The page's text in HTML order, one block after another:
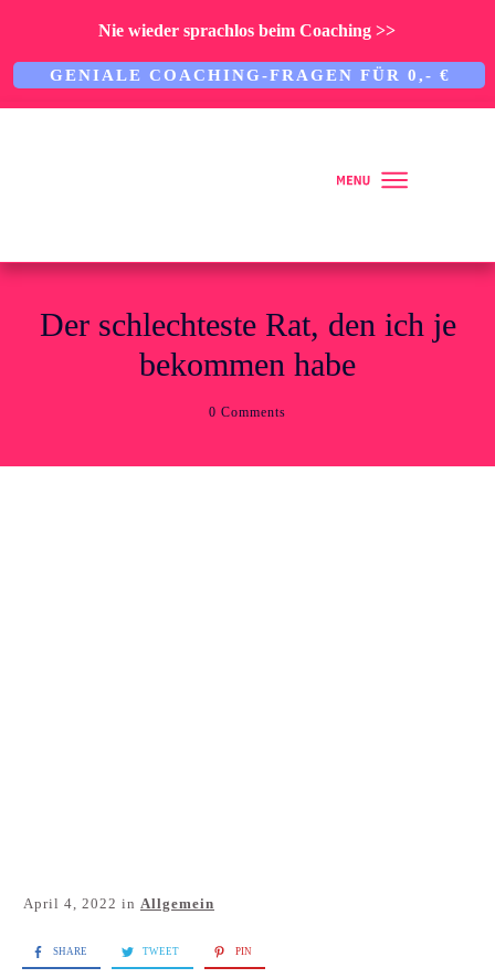
Nie wieder sprachlos beim Coaching >>
GENIALE COACHING-FRAGEN FÜR 0,- €
Home
Der schlechteste Rat, den ich je
bekommen habe
0 Comments
April 4, 2022 in Allgemein
SHARE TWEET PIN